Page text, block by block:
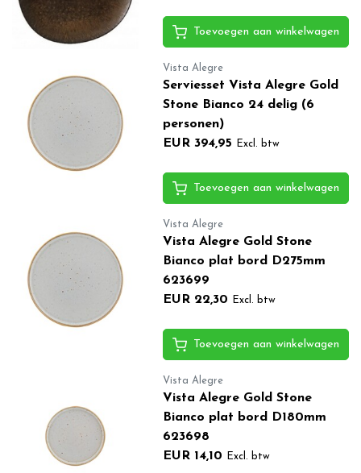
Toevoegen aan winkelwagen
Vista Alegre
Serviesset Vista Alegre Gold
Stone Bianco 24 delig (6
personen)
EUR 394,95
Excl. btw
Toevoegen aan winkelwagen
Vista Alegre
Vista Alegre Gold Stone
Bianco plat bord D275mm
623699
EUR 22,30
Excl. btw
Toevoegen aan winkelwagen
Vista Alegre
Vista Alegre Gold Stone
Bianco plat bord D180mm
623698
EUR 14,10
Excl. btw